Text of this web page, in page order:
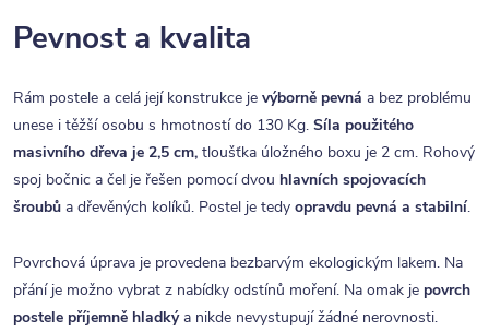
Pevnost a kvalita
Rám postele a celá její konstrukce je výborně pevná a bez problému
unese i těžší osobu s hmotností do 130 Kg. Síla použitého
masivního dřeva je 2,5 cm, tloušťka úložného boxu je 2 cm. Rohový
spoj bočnic a čel je řešen pomocí dvou hlavních spojovacích
šroubů a dřevěných kolíků. Postel je tedy opravdu pevná a stabilní.
Povrchová úprava je provedena bezbarvým ekologickým lakem. Na
přání je možno vybrat z nabídky odstínů moření. Na omak je povrch
postele příjemně hladkýa nikde nevystupují žádné nerovnosti.